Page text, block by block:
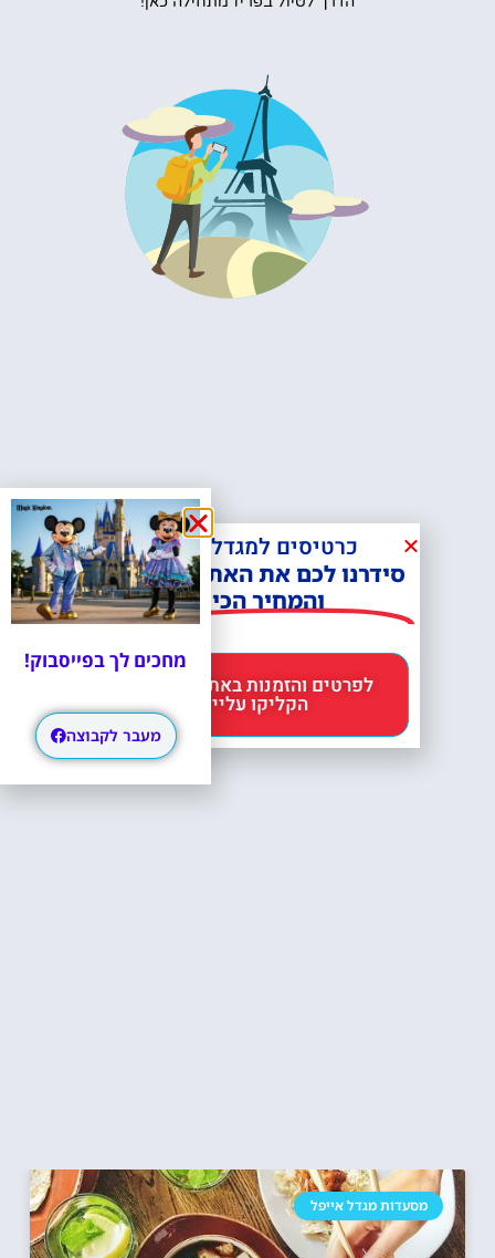
מסעדות מגדל אייפל
כרטיסים למגדל אייפל?
סידרנו לכם את האתר הכי אמין -
והמחיר הכי זול!
הקליקו עליי 😊
מחכים לך בפייסבוק!
מעבר לקבוצה